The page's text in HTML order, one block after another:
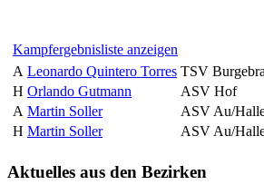
Kampfergebnisliste anzeigen
A Leonardo Quintero Torres TSV
H Orlando Gutmann ASV Hof
A Martin Soller ASV Au/
H Martin Soller ASV Au/
Aktuelles aus den Bezirken